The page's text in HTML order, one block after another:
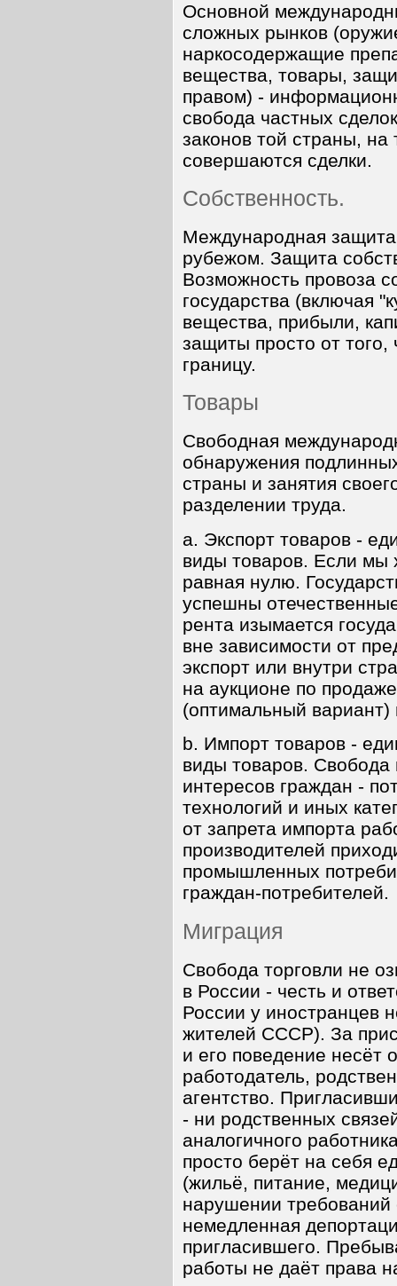
Основной
сложных рынков
наркосодержащие
вещества, товары,
правом) -
свобода частных
законов той страны, на
совершаются сделки.
Собственность.
Международная защита
рубежом. Защита
Возможность провоза
государства (включая
вещества, прибыли,
защиты просто от того,
границу.
Товары
Свободная
обнаружения
страны и занятия
разделении труда.
a. Экспорт товаров -
виды товаров. Если мы
равная нулю.
успешны
рента изымается
вне зависимости от
экспорт или внутри
на аукционе по
(оптимальный вариант)
b. Импорт товаров -
виды товаров. Свобода
интересов граждан -
технологий и иных
от запрета импорта
производителей
промышленных
граждан-потребителей.
Миграция
Свобода торговли не
в России - честь и
России у иностранцев
жителей СССР). За
и его поведение несёт
работодатель,
агентство.
- ни родственных
аналогичного
просто берёт на себя
(жильё, питание,
нарушении требований
немедленная
пригласившего.
работы не даёт права